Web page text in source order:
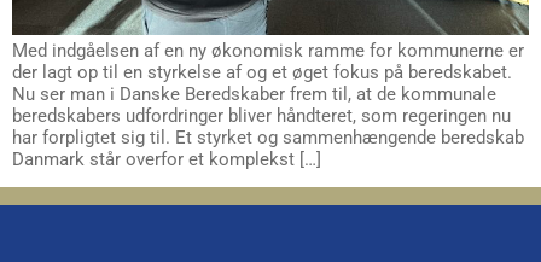
Med indgåelsen af en ny økonomisk ramme for kommunerne er
der lagt op til en styrkelse af og et øget fokus på beredskabet.
Nu ser man i Danske Beredskaber frem til, at de kommunale
beredskabers udfordringer bliver håndteret, som regeringen nu
har forpligtet sig til. Et styrket og sammenhængende beredskab
Danmark står overfor et komplekst […]